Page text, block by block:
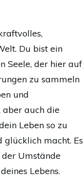
Du bist ein
Seele, der hier auf
zu sammeln
und
auch die
Leben so zu
glücklich macht. Es
Umstände
Lebens.